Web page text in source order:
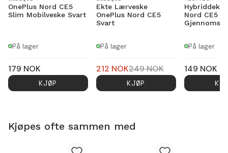
OnePlus Nord CE5
Slim Mobilveske Svart
På lager
179 NOK
KJØP
Ekte Lærveske
OnePlus Nord CE5
Svart
På lager
212 NOK249NOK
KJØP
Nord CE5
På lager
149 NOK
Kjøpes ofte sammen med